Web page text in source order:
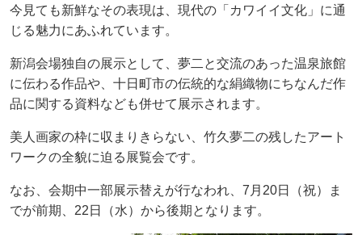
今見ても新鮮なその表現は、現代の「カワイイ文化」に通
じる魅力にあふれています。
新潟会場独自の展示として、夢二と交流のあった温泉旅館
に伝わる作品や、十日町市の伝統的な絹織物にちなんだ作
品に関する資料なども併せて展示されます。
美人画家の枠に収まりきらない、竹久夢二の残したアート
ワークの全貌に迫る展覧会です。
なお、会期中一部展示替えが行なわれ、7月20日（祝）ま
でが前期、22日（水）から後期となります。